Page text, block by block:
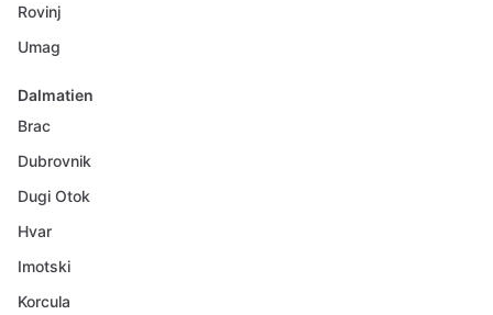
Rovinj
Umag
Dalmatien
Brac
Dubrovnik
Dugi Otok
Hvar
Imotski
Korcula